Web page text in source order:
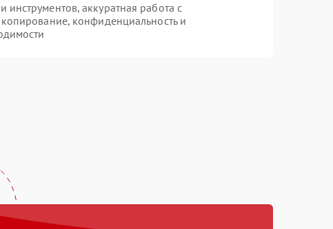
аккуратная работа с
конфиденциальность и